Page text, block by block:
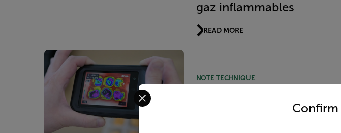
gaz inflammables
READ MORE
NOTE TECHNIQUE
Utility Rooms with
Select your preferred country and language from the